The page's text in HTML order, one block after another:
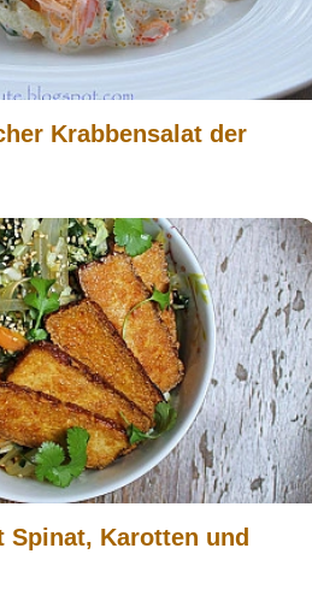
Krabbensalat der
Karotten und